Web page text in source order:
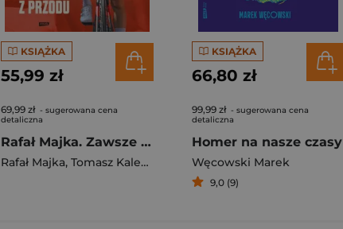
KSIĄŻKA
55,99 zł
69,99 zł - sugerowana cena
detaliczna
Rafał Majka. Zawsze z przodu. Rozmawia Tomasz Kalemba - książka z autografem
Rafał Majka, Tomasz Kalemba
KSIĄŻKA
66,80 zł
99,99 zł - sugerowana cena
detaliczna
Homer na nasze czasy
Węcowski Marek
9,0 (9)